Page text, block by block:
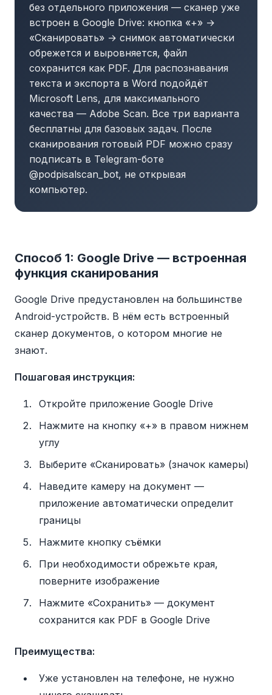
без отдельного приложения — сканер уже
встроен в Google Drive: кнопка «+» →
«Сканировать» → снимок автоматически
обрежется и выровняется, файл
сохранится как PDF. Для распознавания
текста и экспорта в Word подойдёт
Microsoft Lens, для максимального
качества — Adobe Scan. Все три варианта
бесплатны для базовых задач. После
сканирования готовый PDF можно сразу
подписать в Telegram-боте
@podpisalscan_bot, не открывая
компьютер.
Способ 1: Google Drive — встроенная
функция сканирования
Google Drive предустановлен на большинстве
Android-устройств. В нём есть встроенный
сканер документов, о котором многие не
знают.
Пошаговая инструкция:
Откройте приложение Google Drive
Нажмите на кнопку «+» в правом нижнем
углу
Выберите «Сканировать» (значок камеры)
Наведите камеру на документ —
приложение автоматически определит
границы
Нажмите кнопку съёмки
При необходимости обрежьте края,
поверните изображение
Нажмите «Сохранить» — документ
сохранится как PDF в Google Drive
Преимущества:
Уже установлен на телефоне, не нужно